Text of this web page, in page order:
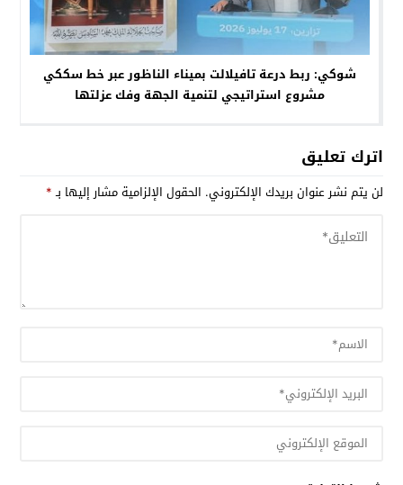
شوكي: ربط درعة تافيلالت بميناء الناظور عبر خط سككي
مشروع استراتيجي لتنمية الجهة وفك عزلتها
اترك تعليق
لن يتم نشر عنوان بريدك الإلكتروني. الحقول الإلزامية مشار إليها بـ*